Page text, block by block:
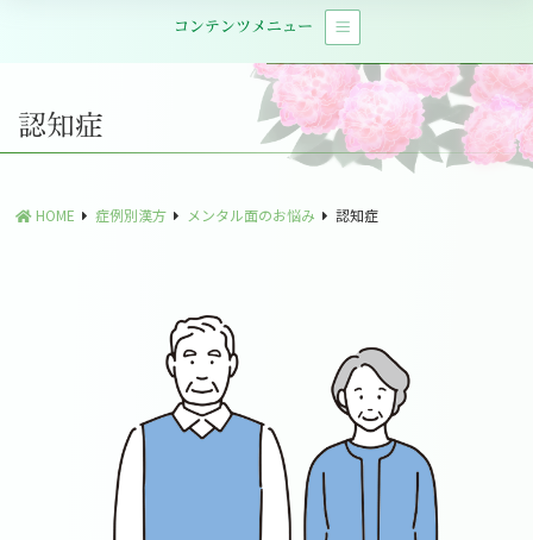
メインナビゲーション
コンテンツメニュー
認知症
HOME 症例別漢方 メンタル面のお悩み 認知症